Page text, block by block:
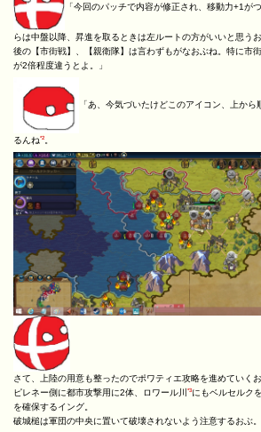
「今回のパッチで内容が修正され、移動力+1が
らは中盤以降、昇進を取るときは左ルートの方がいいと思うお
後の【市街戦】、【親衛隊】は言わずもがなおぶね。特に市
が2倍程度違うとよ。」
「あ、今気づいたけどこのアイコン、上か
るんね*2
さて、上陸の用意も整ったのでポワティエ攻略を進めていくお
ピレネー側に都市攻撃用に2体、ロワール川
*3にもベルセルク
を確保するイング。
破城槌は軍団の中央に置いて破壊されないよう注意するおぶ。